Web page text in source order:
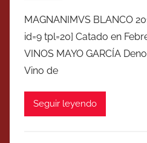
MAGNANIMVS BLANCO
id=9 tpl=20] Catado en
VINOS MAYO GARCÍA
Vino de
Seguir leyendo